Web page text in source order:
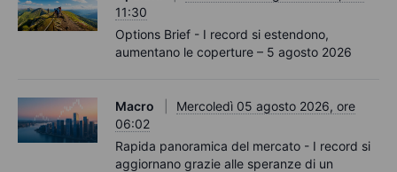
11:30
Options Brief - I record si estendono,
aumentano le coperture – 5 agosto 2026
Macro
Mercoledì 05 agosto 2026, ore
06:02
Rapida panoramica del mercato - I record si
aggiornano grazie alle speranze di un